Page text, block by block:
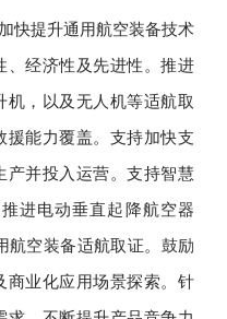
快提升通用航空装备技术
、经济性及先进性。推进
，以及无人机等适航取
能力覆盖。支持加快支
并投入运营。支持智慧
进电动垂直起降航空器
航空装备适航取证。鼓励
业化应用场景探索。针